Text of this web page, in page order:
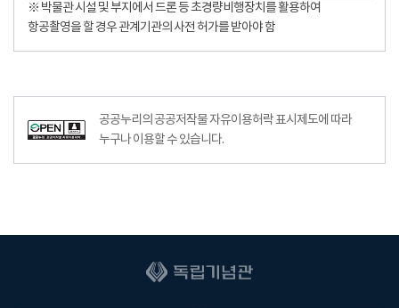
※ 박물관 시설 및 부지에서 드론 등 초경량비행장치를 활용하여
항공촬영을 할 경우 관계기관의 사전 허가를 받아야 함
공공누리의 공공저작물 자유이용허락 표시제도에 따라
누구나 이용할 수 있습니다.